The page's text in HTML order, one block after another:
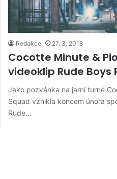
Redakce 27. 3. 2018
Cocotte Minute &
videoklip Rude Boys
Jako pozvánka na jarní turné
Squad vznikla koncem února
Rude…